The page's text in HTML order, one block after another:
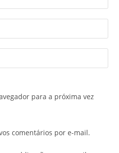
para a próxima vez
comentários por e-mail.